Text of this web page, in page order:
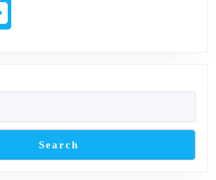
More
Search